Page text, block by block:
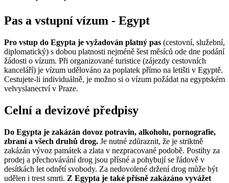
Pas a vstupní vízum - Egypt
Pro vstup do Egypta je vyžadován platný pas (cestovní, služební,
diplomatický) s dobou platnosti nejméně šest měsíců ode dne podání
žádosti o vízum. Při organizované turistice (zájezdy cestovních
kanceláří) je vízum udělováno za poplatek přímo na letišti v Egyptě.
Cestujete-li individuálně, je možno si o vízum požádat na egyptském
velvyslanectví v Praze.
Celní a devizové předpisy
Do Egypta je zakázán dovoz potravin, alkoholu, pornografie,
zbraní a všech druhů drog. Je nutné zdůraznit, že je striktně
zakázán vývoz památek a zlata v nezpracované podobě. Postihy za
prodej a přechovávání drog jsou přísné a pohybují se řádově v
desítkách let odnětí svobody. Za nedovolené držení drog může být
udělen i trest smrti. Z Egypta je také přísně zakázáno vyvážet